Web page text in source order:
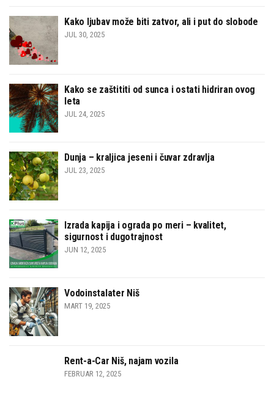
Kako ljubav može biti zatvor, ali i put do slobode
JUL 30, 2025
Kako se zaštititi od sunca i ostati hidriran ovog
leta
JUL 24, 2025
Dunja – kraljica jeseni i čuvar zdravlja
JUL 23, 2025
Izrada kapija i ograda po meri – kvalitet,
sigurnost i dugotrajnost
JUN 12, 2025
Vodoinstalater Niš
MART 19, 2025
Rent-a-Car Niš, najam vozila
FEBRUAR 12, 2025